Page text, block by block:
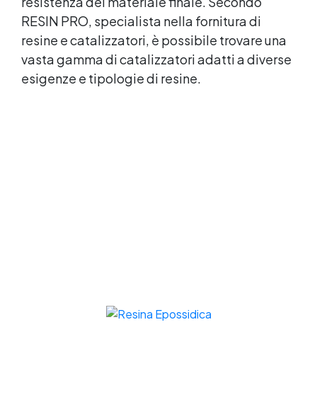
RESIN PRO, specialista nella fornitura di
resine e catalizzatori, è possibile trovare una
vasta gamma di catalizzatori adatti a diverse
esigenze e tipologie di resine.